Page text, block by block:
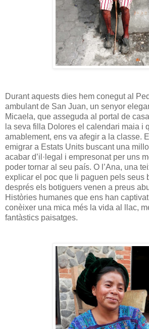
Durant aquests dies hem conegut al
ambulant de San Juan, un senyor
Micaela, que asseguda al portal de
la seva filla Dolores el calendari maia i
amablement, ens va afegir a la classe.
emigrar a Estats Units buscant una
acabar d’il·legal i empresonat per uns
poder tornar al seu país. O l’Ana, una
explicar el poc que li paguen pels seus
després els botiguers venen a preus
Històries humanes que ens han
conèixer una mica més la vida al llac,
fantàstics paisatges.